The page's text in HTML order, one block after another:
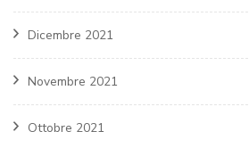
Dicembre 2021
Novembre 2021
Ottobre 2021